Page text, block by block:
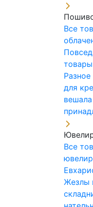
Все
товары
Разное
для
вешала
Все
Жезлы